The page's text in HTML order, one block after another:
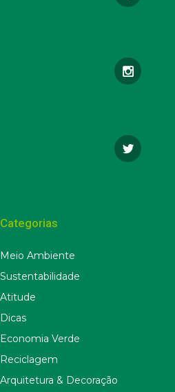
Categorias
Meio Ambiente
Sustentabilidade
Atitude
Dicas
Economia Verde
Reciclagem
Arquitetura & Decoração